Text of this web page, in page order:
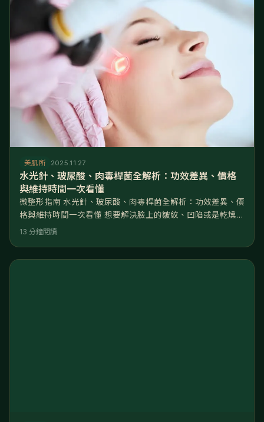
「受控的角質破壞與重建」。正確的刷酸順序應遵循「低濃
度、局部測試、做一
美肌所 2025.11.27
水光針、玻尿酸、肉毒桿菌全解析：功效差異、價格
與維持時間一次看懂
微整形指南 水光針、玻尿酸、肉毒桿菌全解析：功效差異、價
格與維持時間一次看懂 想要解決臉上的皺紋、凹陷或是乾燥粗
糙嗎？其實非常簡單！關鍵在於搞懂「動態」與「靜態」的差
13 分鐘閱讀